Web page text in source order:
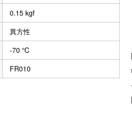
0.15 kgf
異方性
-70 ℃
FR010